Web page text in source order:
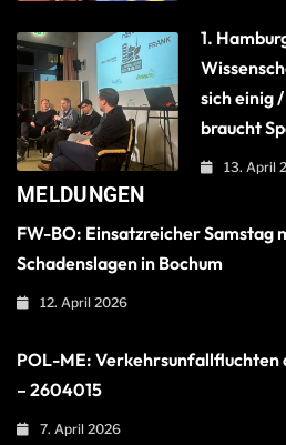
1.
sich einig
braucht
13. April
MELDUNGEN
FW-BO: Einsatzreicher Samstag
Schadenslagen in Bochum
12. April 2026
POL-ME: Verkehrsunfallfluchten
– 2604015
7. April 2026